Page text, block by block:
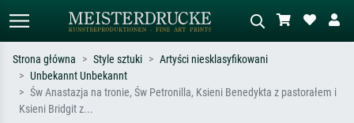
Wyszukiwanie standardowe Wyszukiwanie obrazów AI
Szukaj wg artysty, tytułu lub stylu – np.
Strona główna Style sztuki
Artyści niesklasyfikowani
Unbekannt Unbekannt
Św Anastazja na tronie, Św Petronilla, Ksieni Benedykta z pastorałem i
Ksieni Bridgit z...